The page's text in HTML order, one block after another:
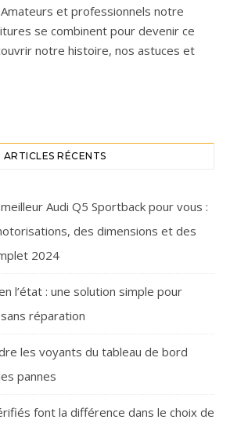
et professionnels notre
se combinent pour devenir ce
notre histoire, nos astuces et
ARTICLES RÉCENTS
Audi Q5 Sportback pour vous :
des dimensions et des
2024
l’état : une solution simple pour
réparation
les voyants du tableau de bord
pannes
font la différence dans le choix de